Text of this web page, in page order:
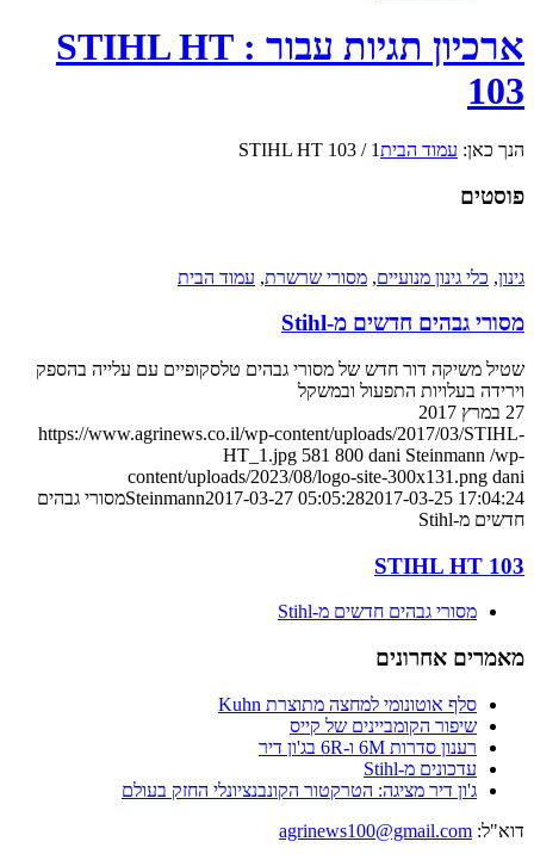
ארכיון תגיות עבור : STIHL HT
103
הנך כאן: עמוד הבית1
/
STIHL HT 103
פוסטים
גינון, כלי גינון מנועיים, מסורי שרשרת, עמוד הבית
מסורי גבהים חדשים מ-Stihl
שטיל משיקה דור חדש של מסורי גבהים טלסקופיים עם עלייה בהספק
וירידה בעלויות התפעול ובמשקל
27 במרץ 2017
https://www.agrinews.co.il/wp-content/uploads/2017/03/STIHL-
HT_1.jpg 581 800 dani Steinmann /wp-
content/uploads/2023/08/logo-site-300x131.png dani
Steinmann2017-03-27 05:05:282017-03-25 17:04:24
מסורי גבהים
חדשים מ-Stihl
STIHL HT 103
מסורי גבהים חדשים מ-Stihl
מאמרים אחרונים
סלף אוטונומי למחצה מתוצרת Kuhn
שיפור הקומביינים של קייס
רענון סדרות 6M ו-6R בג'ון דיר
עדכונים מ-Stihl
ג'ון דיר מציגה: הטרקטור הקונבנציונלי החזק בעולם
דוא"ל: agrinews100@gmail.com